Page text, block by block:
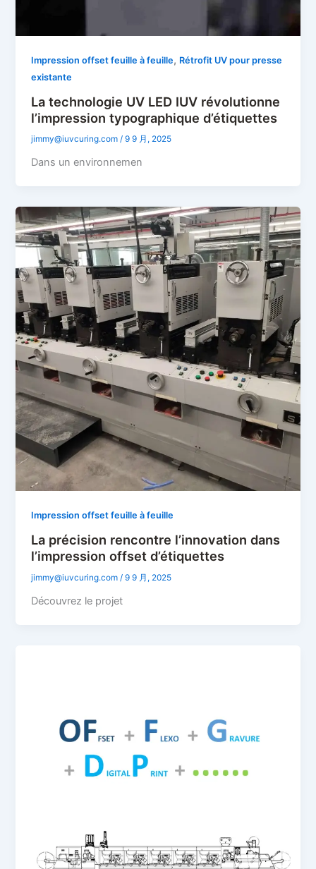
Impression offset feuille à feuille, Rétrofit UV pour presse
existante
La technologie UV LED IUV révolutionne
l’impression typographique d’étiquettes
jimmy@iuvcuring.com/9 9 月, 2025
Dans un environnemen
Impression offset feuille à feuille
La précision rencontre l’innovation dans
l’impression offset d’étiquettes
jimmy@iuvcuring.com/9 9 月, 2025
Découvrez le projet